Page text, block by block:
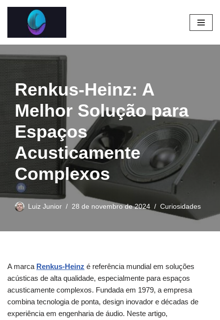
para
conteúdo
Renkus-Heinz: A
Melhor Solução para
Espaços
Acusticamente
Complexos
Luiz Junior 28 de novembro de 2024 Curiosidades
A marca Renkus-Heinz é referência mundial em soluções
acústicas de alta qualidade, especialmente para espaços
acusticamente complexos. Fundada em 1979, a empresa
combina tecnologia de ponta, design inovador e décadas de
experiência em engenharia de áudio. Neste artigo,